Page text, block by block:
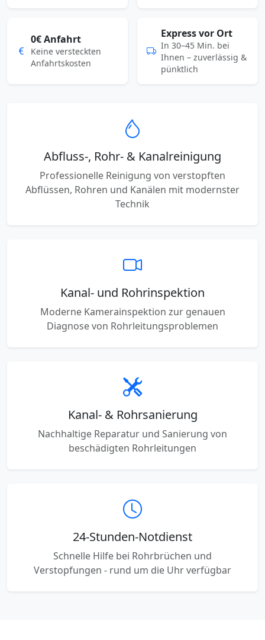
0€ Anfahrt
Keine versteckten
Anfahrtskosten
Express vor Ort
In 30–45 Min. bei
Ihnen – zuverlässig &
pünktlich
Abfluss-, Rohr- & Kanalreinigung
Professionelle Reinigung von verstopften
Abflüssen, Rohren und Kanälen mit modernster
Technik
Kanal- und Rohrinspektion
Moderne Kamerainspektion zur genauen
Diagnose von Rohrleitungsproblemen
Kanal- & Rohrsanierung
Nachhaltige Reparatur und Sanierung von
beschädigten Rohrleitungen
24-Stunden-Notdienst
Schnelle Hilfe bei Rohrbrüchen und
Verstopfungen - rund um die Uhr verfügbar